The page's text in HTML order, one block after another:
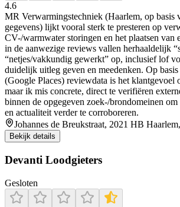
4.6
MR Verwarmingstechniek (Haarlem, op basis
gegevens) lijkt vooral sterk te presteren op
CV-/warmwater storingen en het plaatsen van
in de aanwezige reviews vallen herhaaldelijk
“netjes/vakkundig gewerkt” op, inclusief lof
duidelijk uitleg geven en meedenken. Op
(Google Places) reviewdata is het klantgevoel
maar ik mis concrete, direct te verifiëren
binnen de opgegeven zoek-/brondomeinen
en actualiteit verder te corroboreren.
Johannes de Breukstraat, 2021 HB
Bekijk details
Devanti Loodgieters
Gesloten